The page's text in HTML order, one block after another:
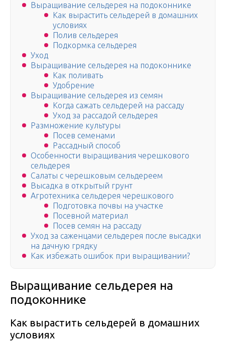
Выращивание сельдерея на подоконнике
Как вырастить сельдерей в домашних
условиях
Полив сельдерея
Подкормка сельдерея
Уход
Выращивание сельдерея на подоконнике
Как поливать
Удобрение
Выращивание сельдерея из семян
Когда сажать сельдерей на рассаду
Уход за рассадой сельдерея
Размножение культуры
Посев семенами
Рассадный способ
Особенности выращивания черешкового
сельдерея
Салаты с черешковым сельдереем
Высадка в открытый грунт
Агротехника сельдерея черешкового
Подготовка почвы на участке
Посевной материал
Посев семян на рассаду
Уход за саженцами сельдерея после высадки
на дачную грядку
Как избежать ошибок при выращивании?
Выращивание сельдерея на
подоконнике
Как вырастить сельдерей в домашних
условиях